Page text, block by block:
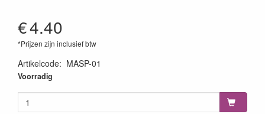
€4.40
*Prijzen zijn inclusief btw
Artikelcode: MASP-01
Voorradig